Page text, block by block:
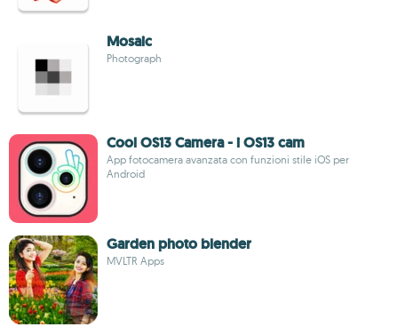
Mosaic
Photograph
Cool OS13 Camera - i OS13 cam
App fotocamera avanzata con funzioni stile iOS per
Android
Garden photo blender
MVLTR Apps